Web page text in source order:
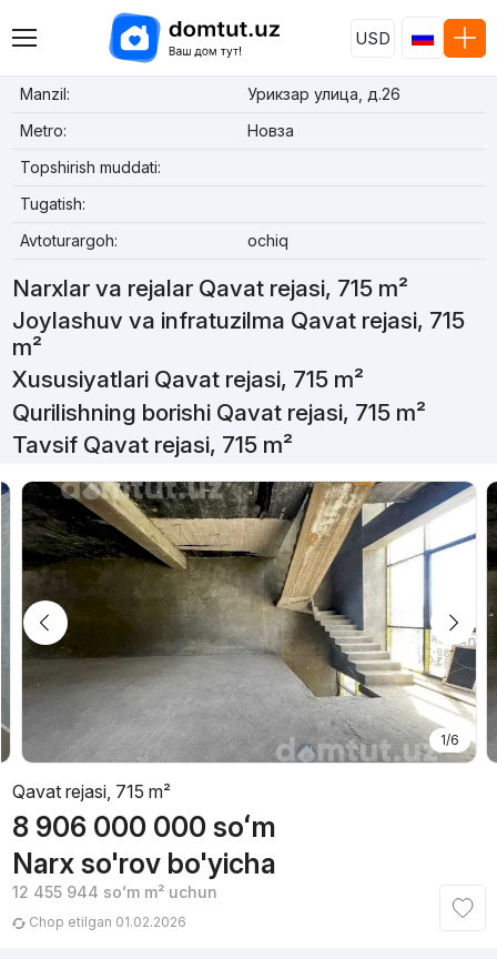
USD
Manzil:
Урикзар улица, д.26
Metro:
Новза
Topshirish muddati:
Tugatish:
Avtoturargoh:
ochiq
Narxlar va rejalar Qavat rejasi, 715 m²
Joylashuv va infratuzilma Qavat rejasi, 715
m²
Xususiyatlari Qavat rejasi, 715 m²
Qurilishning borishi Qavat rejasi, 715 m²
Tavsif Qavat rejasi, 715 m²
1/6
Qavat rejasi, 715 m²
8 906 000 000 soʻm
Narx so'rov bo'yicha
12 455 944 soʻmm² uchun
Chop etilgan 01.02.2026